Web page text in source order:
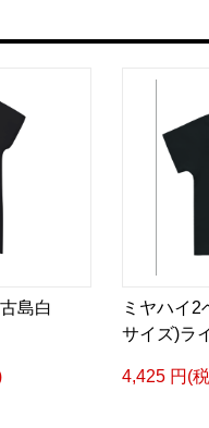
島白
ミヤハイ2
サイズ)ラ
4,425 円(